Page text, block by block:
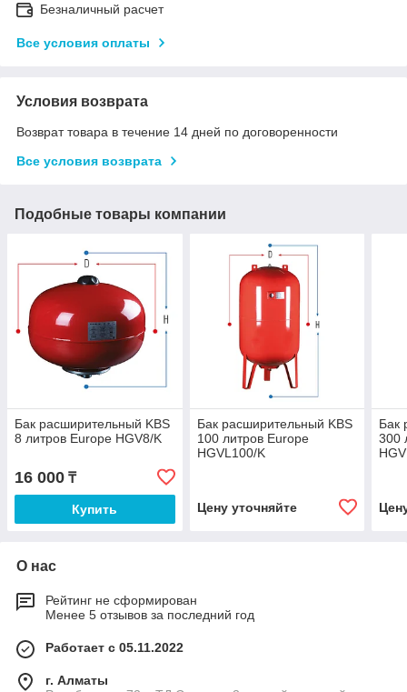
Безналичный расчет
Все условия оплаты
Условия возврата
Возврат товара в течение 14 дней по договоренности
Все условия возврата
Подобные товары компании
Бак расширительный KBS
8 литров Europe HGV8/K
16 000 ₸
Купить
Бак расширительный KBS
100 литров Europe
HGVL100/K
Цену уточняйте
Бак
300
О нас
Рейтинг не сформирован
Менее 5 отзывов за последний год
Работает с 05.11.2022
г. Алматы